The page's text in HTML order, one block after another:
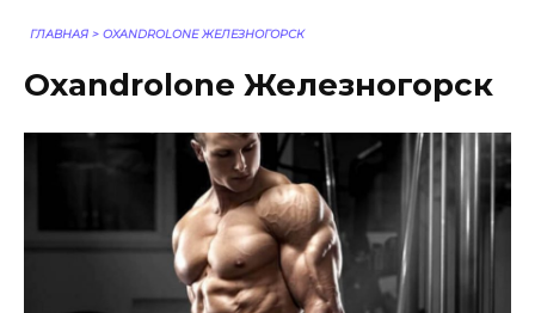
ГЛАВНАЯ > OXANDROLONE ЖЕЛЕЗНОГОРСК
Oxandrolone Железногорск